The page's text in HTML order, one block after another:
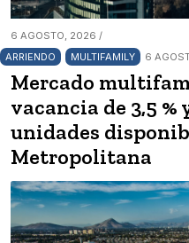
6 AGOSTO, 2026 /
ARRIENDO
MULTIFAMILY 6
Mercado
vacancia de 3,5 %
unidades
Metropolitana